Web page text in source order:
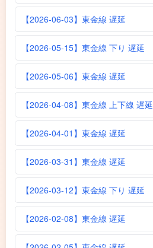
【2026-06-03】東金線 遅延
【2026-05-15】東金線 下り 遅延
【2026-05-06】東金線 遅延
【2026-04-08】東金線 上下線 遅延
【2026-04-01】東金線 遅延
【2026-03-31】東金線 遅延
【2026-03-12】東金線 下り 遅延
【2026-02-08】東金線 遅延